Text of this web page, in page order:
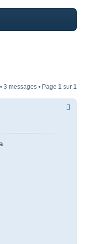
• 3 messages • Page1 sur1